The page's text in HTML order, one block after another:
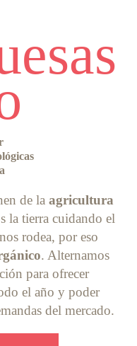
de la agricultura
la tierra cuidando el
rodea, por eso
. Alternamos
para ofrecer
el año y poder
del mercado.